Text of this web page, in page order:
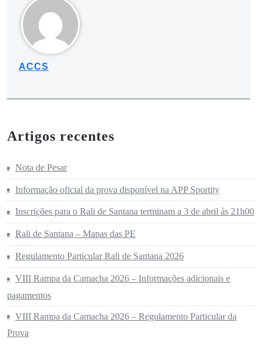
ACCS
Artigos recentes
Nota de Pesar
Informação oficial da prova disponível na APP Sportity
Inscrições para o Rali de Santana terminam a 3 de abril às 21h00
Rali de Santana – Mapas das PE
Regulamento Particular Rali de Santana 2026
VIII Rampa da Camacha 2026 – Informações adicionais e
pagamentos
VIII Rampa da Camacha 2026 – Regulamento Particular da
Prova